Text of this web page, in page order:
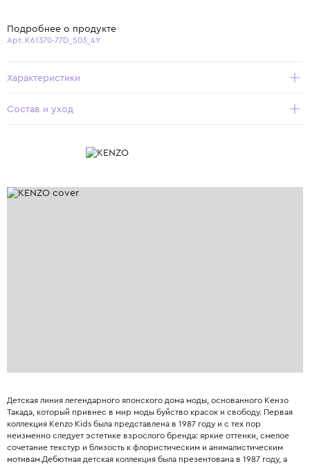
Подробнее о продукте
Арт. K61370-77D_503_4Y
Характеристики
Состав и уход
Детская линия легендарного японского дома моды, основанного Кензо
Такада, который привнес в мир моды буйство красок и свободу. Первая
коллекция Kenzo Kids была представлена в 1987 году и с тех пор
неизменно следует эстетике взрослого бренда: яркие оттенки, смелое
сочетание текстур и близость к флористическим и анималистическим
мотивам.Дебютная детская коллекция была презентована в 1987 году, а